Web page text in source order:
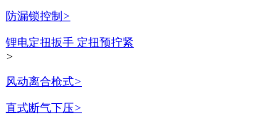
防漏锁控制 >
锂电定扭扳手 定扭预拧紧
>
风动离合枪式>
直式断气下压>